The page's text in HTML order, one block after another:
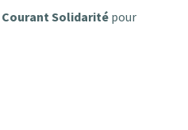
Courant Solidarité pour